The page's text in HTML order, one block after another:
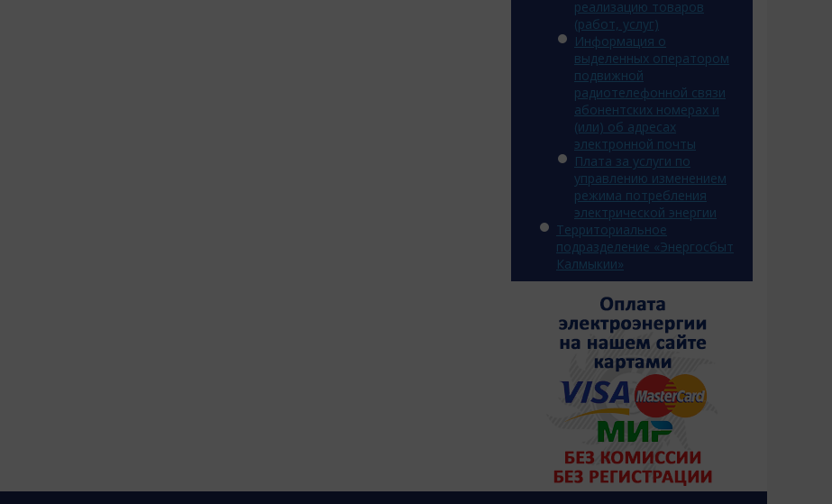
реализацию товаров
(работ, услуг)
Информация о
выделенных оператором
подвижной
радиотелефонной связи
абонентских номерах и
(или) об адресах
электронной почты
Плата за услуги по
управлению изменением
режима потребления
электрической энергии
Территориальное
подразделение «Энергосбыт
Калмыкии»